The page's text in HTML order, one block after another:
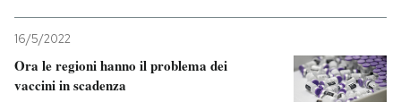
16/5/2022
Ora le regioni hanno il problema dei
vaccini in scadenza